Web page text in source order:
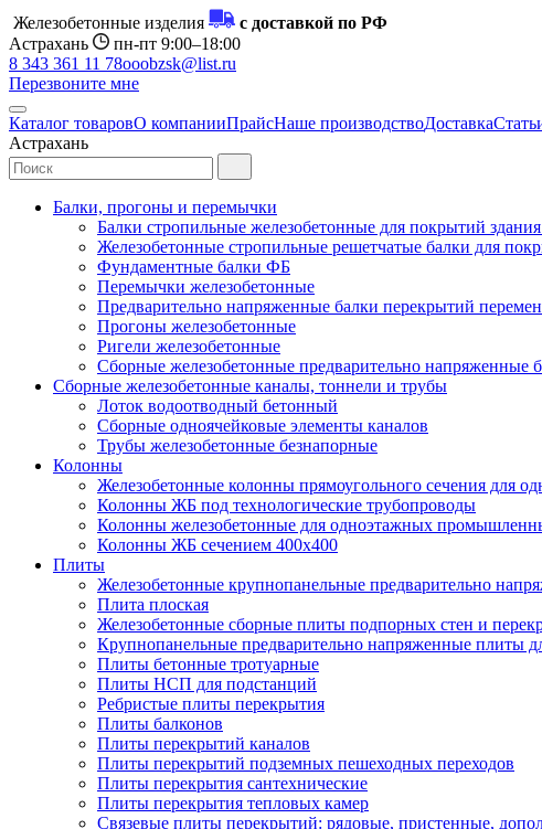
Железобетонные изделия
с доставкой по РФ
Астрахань
пн-пт 9:00–18:00
8 343 361 11 78ooobzsk@list.ru
Перезвоните мне
Каталог товаровО компанииПрайсНаше производствоДоставка
Астрахань
Балки, прогоны и перемычки
Балки стропильные железобетонные для покрытий
Железобетонные стропильные решетчатые балки для
Фундаментные балки ФБ
Перемычки железобетонные
Предварительно напряженные балки перекрытий
Прогоны железобетонные
Ригели железобетонные
Сборные железобетонные предварительно напряженные
Сборные железобетонные каналы, тоннели и трубы
Лоток водоотводный бетонный
Сборные одноячейковые элементы каналов
Трубы железобетонные безнапорные
Колонны
Железобетонные колонны прямоугольного сечения для
Колонны ЖБ под технологические трубопроводы
Колонны железобетонные для одноэтажных
Колонны ЖБ сечением 400х400
Плиты
Железобетонные крупнопанельные предварительно
Плита плоская
Железобетонные сборные плиты подпорных стен и
Крупнопанельные предварительно напряженные плиты
Плиты бетонные тротуарные
Плиты НСП для подстанций
Ребристые плиты перекрытия
Плиты балконов
Плиты перекрытий каналов
Плиты перекрытий подземных пешеходных переходов
Плиты перекрытия сантехнические
Плиты перекрытия тепловых камер
Связевые плиты перекрытий: рядовые, пристенные,